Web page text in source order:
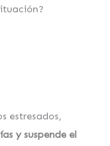
estresados,
y suspende el